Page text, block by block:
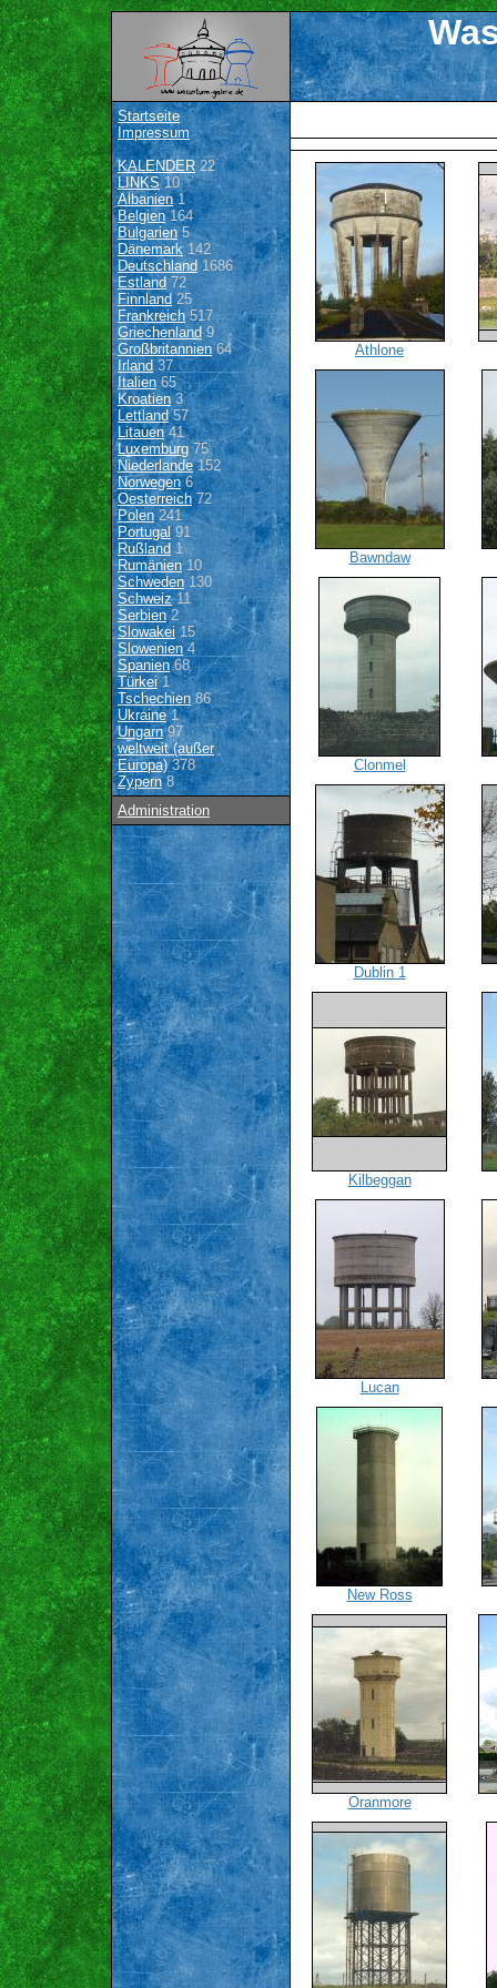
Startseite
Impressum
KALENDER22
LINKS10
Albanien1
Belgien164
Bulgarien 5
Dänemark142
Deutschland 1686
Estland 72
Finnland 25
Frankreich517
Griechenland9
Großbritannien64
Irland 37
Italien65
Kroatien3
Lettland57
Litauen41
Luxemburg 75
Niederlande152
Norwegen6
Oesterreich72
Polen 241
Portugal91
Rußland 1
Rumänien10
Schweden 130
Schweiz11
Serbien2
Slowakei15
Slowenien4
Spanien68
Türkei1
Tschechien 86
Ukraine1
Ungarn97
weltweit (außer
Europa)378
Zypern8
Administration
Athlone
Bawndaw
Clonmel
Dublin 1
Kilbeggan
Lucan
New Ross
Oranmore